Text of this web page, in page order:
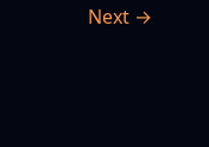
Next →